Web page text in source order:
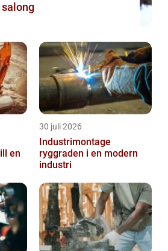
salong
30 juli 2026
Industrimontage
ryggraden i en modern
industri